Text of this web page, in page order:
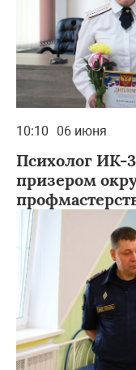
10:10 06 июня
Психолог ИК-
призером